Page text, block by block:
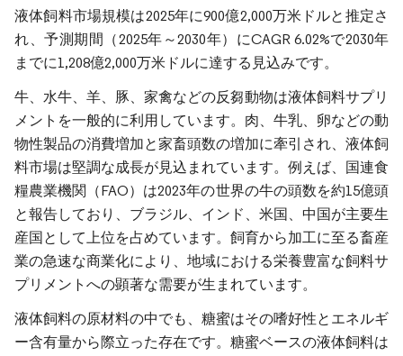
液体飼料市場規模は2025年に900億2,000万米ドルと推定さ
れ、予測期間（2025年～2030年）にCAGR 6.02%で2030年
までに1,208億2,000万米ドルに達する見込みです。
牛、水牛、羊、豚、家禽などの反芻動物は液体飼料サプリ
メントを一般的に利用しています。肉、牛乳、卵などの動
物性製品の消費増加と家畜頭数の増加に牽引され、液体飼
料市場は堅調な成長が見込まれています。例えば、国連食
糧農業機関（FAO）は2023年の世界の牛の頭数を約15億頭
と報告しており、ブラジル、インド、米国、中国が主要生
産国として上位を占めています。飼育から加工に至る畜産
業の急速な商業化により、地域における栄養豊富な飼料サ
プリメントへの顕著な需要が生まれています。
液体飼料の原材料の中でも、糖蜜はその嗜好性とエネルギ
ー含有量から際立った存在です。糖蜜ベースの液体飼料は